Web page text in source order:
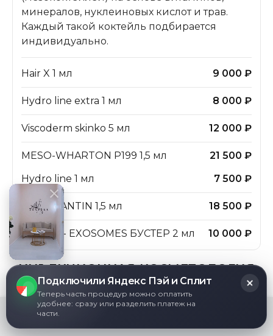
минералов, нуклеиновых кислот и трав.
Каждый такой коктейль подбирается
индивидуально.
Hair X 1 мл 9 000 ₽
Hydro line extra 1 мл 8 000 ₽
Viscoderm skinko 5 мл 12 000 ₽
MESO-WHARTON P199 1,5 мл
21 500 ₽
Hydro line 1 мл
7 500 ₽
MESO XANTIN 1,5 мл 18 500 ₽
N E W F - EXOSOMES БУСТЕР 2 мл 10 000 ₽
ИНЪЕКЦИОННАЯ КОСМЕТОЛОГИЯ
БИОРЕВИТАЛИЗАЦИЯ
Мы используем файлы cookie, чтобы обеспечить
Подключили Яндекс Пэй и Сплит
Теперь часть процедур можно оплатить
удобнее: сразу или разделить платеж на
части.